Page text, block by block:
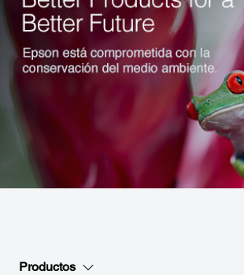
Productos